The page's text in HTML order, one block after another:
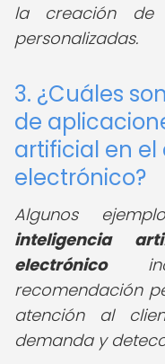
la creación de
personalizadas.
3. ¿Cuáles
de
artificial en
electrónico?
Algunos
inteligencia
electrónico
recomendación
atención al
demanda y